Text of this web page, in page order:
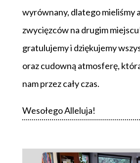
wyrównany, dlatego mieliśmy
zwycięzców na drugim
gratulujemy i dziękujemy
oraz cudowną atmosferę,
nam przez cały czas.
Wesołego Alleluja!